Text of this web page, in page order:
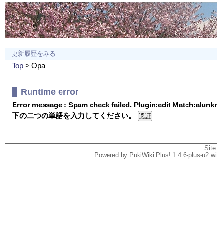
更新履歴をみる
Top> Opal
Runtime error
Error message : Spam check failed. Plugin:edit
下の二つの単語を入力してください。
Powered by PukiWiki Plus! 1.4.6-plus-u2